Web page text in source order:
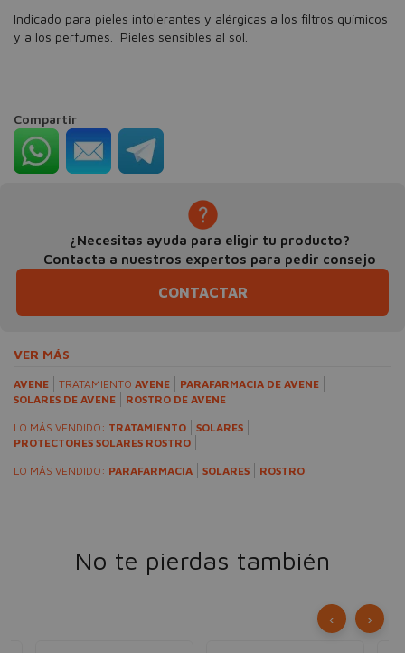
Indicado para pieles intolerantes y alérgicas a los filtros químicos
y a los perfumes. Pieles sensibles al sol.
Compartir
¿Necesitas ayuda para eligir tu producto?
Contacta a nuestros expertos para pedir consejo
CONTACTAR
VER MÁS
AVENE TRATAMIENTO AVENE
PARAFARMACIA DE AVENE
SOLARES DE AVENE
ROSTRO DE AVENE
LO MÁS VENDIDO: TRATAMIENTO
SOLARES
PROTECTORES SOLARES ROSTRO
LO MÁS VENDIDO: PARAFARMACIA SOLARES ROSTRO
No te pierdas también
‹ ›